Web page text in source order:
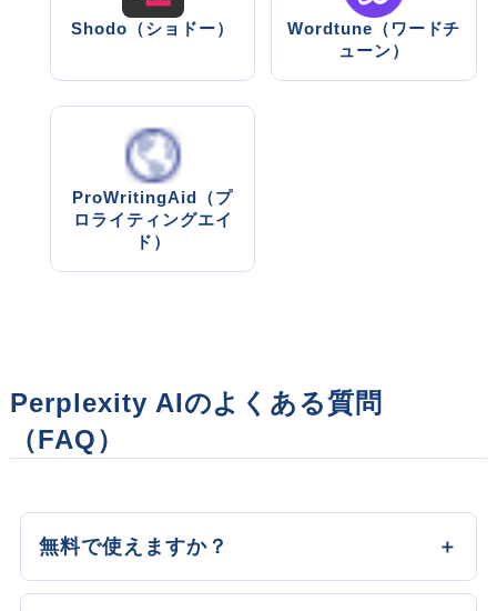
Shodo（ショドー）
Wordtune（ワードチ
ューン）
ProWritingAid（プ
ロライティングエイ
ド）
Perplexity AIのよくある質問
（FAQ）
無料で使えますか？